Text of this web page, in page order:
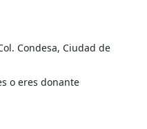
Condesa, Ciudad de
o eres donante